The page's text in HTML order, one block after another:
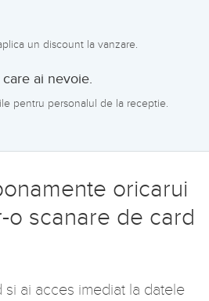
un discount la vanzare.
ai nevoie.
pentru personalul de la receptie.
oricarui
o scanare de card
ai acces imediat la datele